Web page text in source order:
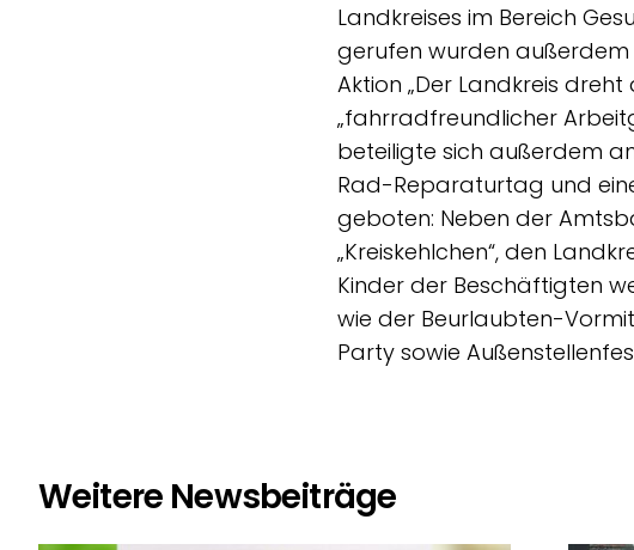
Landkreises im Bereich
gerufen wurden außerdem
Aktion „Der Landkreis
„fahrradfreundlicher
beteiligte sich außerdem
Rad-Reparaturtag und
geboten: Neben der
„Kreiskehlchen“, den
Kinder der Beschäftigten
wie der Beurlaubten-
Party sowie
Weitere Newsbeiträge